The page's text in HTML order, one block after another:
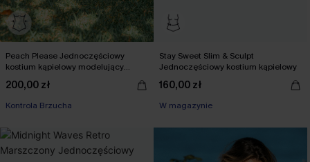
Peach Please Jednoczęściowy
kostium kąpielowy modelujący
200,00 zł
Kontrola Brzucha
Stay Sweet Slim & Sculpt
Jednoczęściowy kostium kąpielowy
160,00 zł
W magazynie